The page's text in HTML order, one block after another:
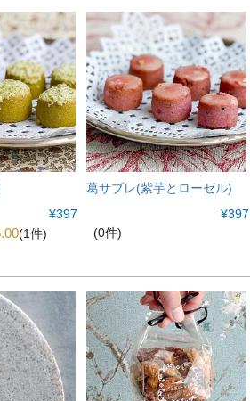
¥397
(1件)
葛サブレ(紫芋とローゼル)
¥397
(0件)